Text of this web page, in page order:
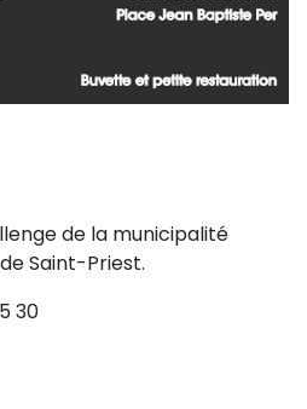
de la municipalité
Saint-Priest.
30